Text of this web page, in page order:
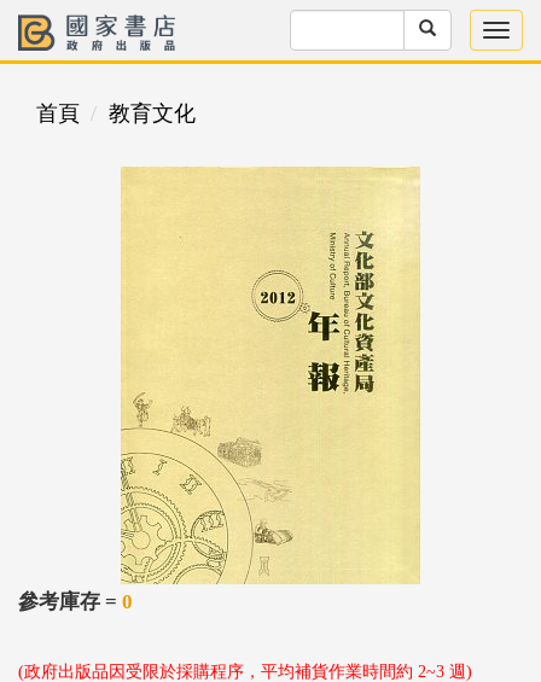
首頁 教育文化
參考庫存 = 0
(政府出版品因受限於採購程序，平均補貨作業時間約 2~3 週)